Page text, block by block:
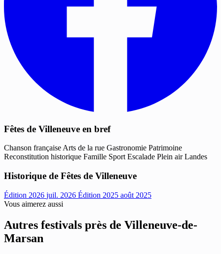
Fêtes de Villeneuve en bref
Chanson française Arts de la rue Gastronomie Patrimoine
Reconstitution historique Famille Sport Escalade Plein air Landes
Historique de Fêtes de Villeneuve
Édition 2026 juil. 2026 Édition 2025 août 2025
Vous aimerez aussi
Autres festivals près de Villeneuve-de-
Marsan